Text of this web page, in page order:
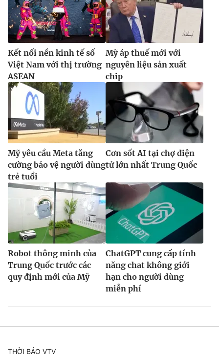
Ðiện thoại Thời báo VTV:024.66 897 897
Email:toasoan@vtv.vn
Liên hệ quảng cáo:024-7300.7108
® Cấm sao chép dưới mọi hình thức nếu không có sự chấp
thuận bằng văn bản. Ghi rõ nguồn VTV.vn khi phát hành lại
thông tin từ website này.
Kết nối nền kinh tế số
Việt Nam với thị trường
ASEAN
Mỹ áp thuế mới với
nguyên liệu sản xuất
chip
Mỹ yêu cầu Meta tăng
cường bảo vệ người dùng
trẻ tuổi
Cơn sốt AI tại chợ điện
tử lớn nhất Trung Quốc
Robot thông minh của
Trung Quốc trước các
quy định mới của Mỹ
ChatGPT cung cấp tính
năng chat không giới
hạn cho người dùng
miễn phí
THỜI BÁO VTV